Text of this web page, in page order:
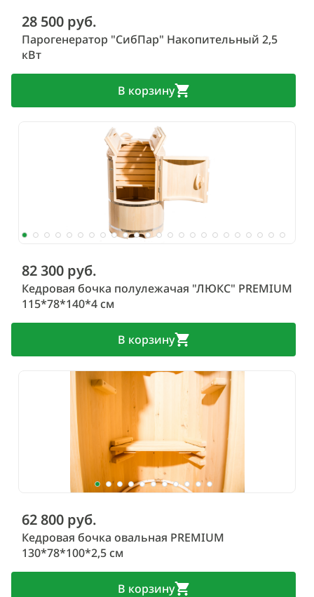
28 500 руб.
Парогенератор "СибПар" Накопительный 2,5
кВт
В корзину
82 300 руб.
Кедровая бочка полулежачая "ЛЮКС" PREMIUM
115*78*140*4 см
В корзину
62 800 руб.
Кедровая бочка овальная PREMIUM
130*78*100*2,5 см
В корзину